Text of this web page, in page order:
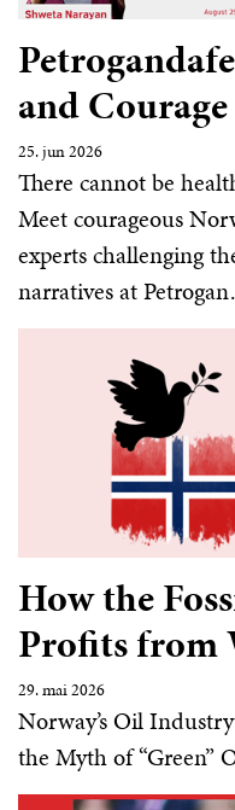
and Courage
25. jun 2026
There cannot be
Meet courageous
experts challenging
narratives at
How the
Profits from
29. mai 2026
Norway’s Oil
the Myth of “Green”